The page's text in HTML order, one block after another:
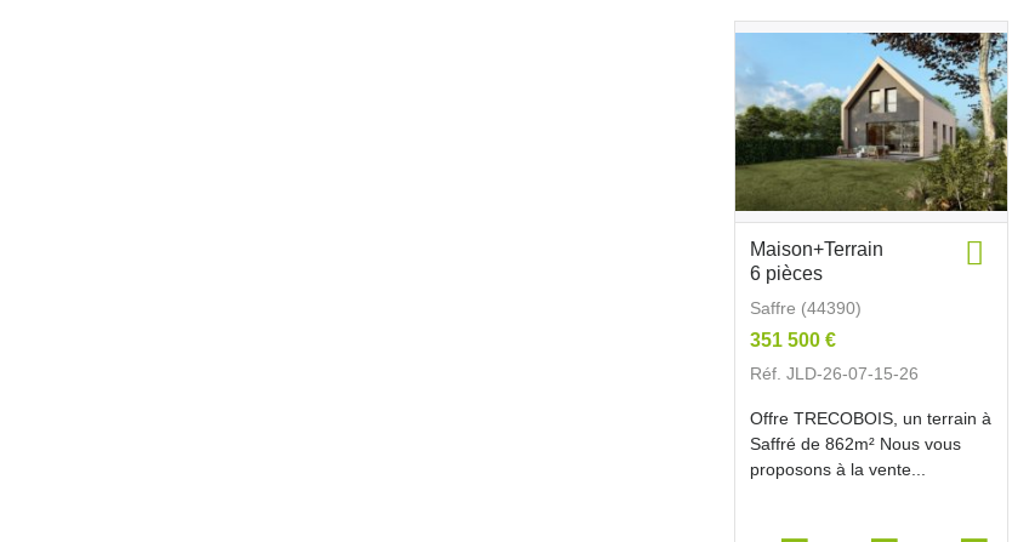
Maison+Terrain
6 pièces
Saffre (44390)
351 500 €
Réf. JLD-26-07-15-26
Offre TRECOBOIS, un terrain à
Saffré de 862m² Nous vous
proposons à la vente...